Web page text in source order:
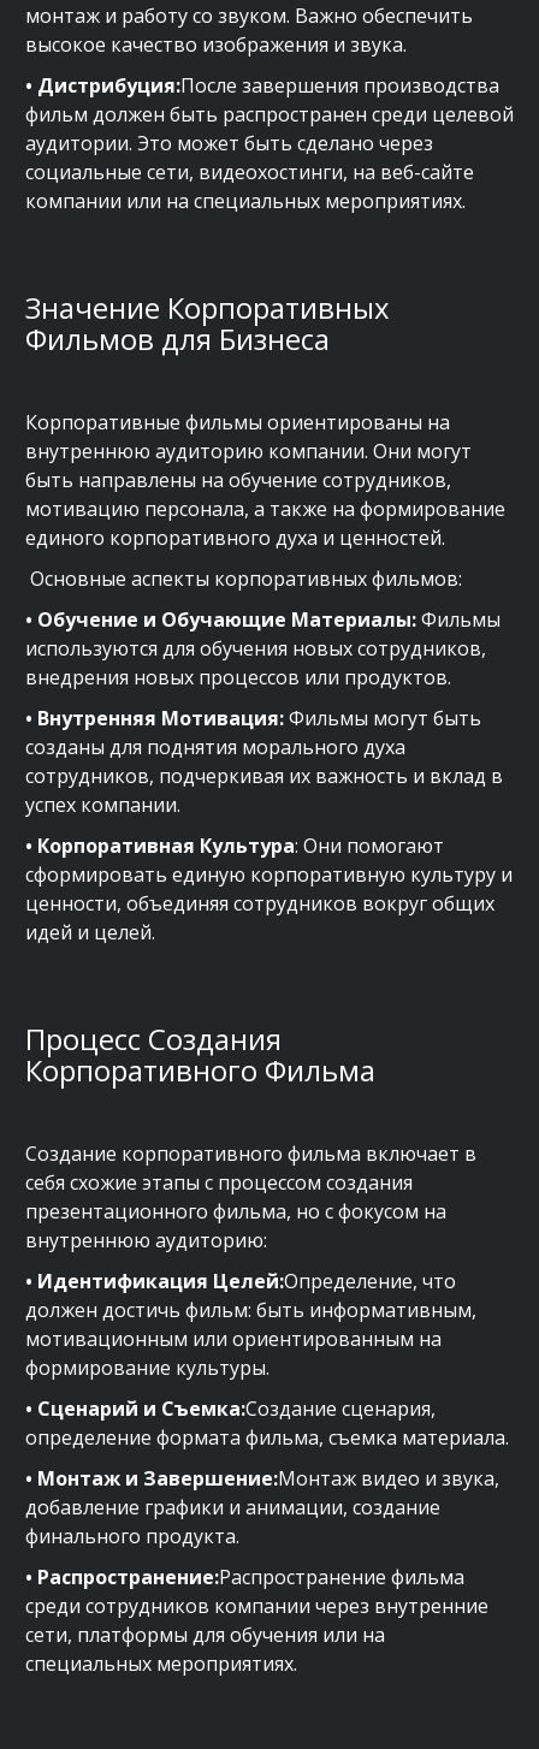
монтаж и работу со звуком. Важно обеспечить
высокое качество изображения и звука.
• Дистрибуция:После завершения производства
фильм должен быть распространен среди целевой
аудитории. Это может быть сделано через
социальные сети, видеохостинги, на веб-сайте
компании или на специальных мероприятиях.
Значение Корпоративных
Фильмов для Бизнеса
Корпоративные фильмы ориентированы на
внутреннюю аудиторию компании. Они могут
быть направлены на обучение сотрудников,
мотивацию персонала, а также на формирование
единого корпоративного духа и ценностей.
Основные аспекты корпоративных фильмов:
• Обучение и Обучающие Материалы:Фильмы
используются для обучения новых сотрудников,
внедрения новых процессов или продуктов.
• Внутренняя Мотивация:Фильмы могут быть
созданы для поднятия морального духа
сотрудников, подчеркивая их важность и вклад в
успех компании.
• Корпоративная Культура: Они помогают
сформировать единую корпоративную культуру и
ценности, объединяя сотрудников вокруг общих
идей и целей.
Процесс Создания
Корпоративного Фильма
Создание корпоративного фильма включает в
себя схожие этапы с процессом создания
презентационного фильма, но с фокусом на
внутреннюю аудиторию:
• Идентификация Целей:Определение, что
должен достичь фильм: быть информативным,
мотивационным или ориентированным на
формирование культуры.
• Сценарий и Съемка:Создание сценария,
определение формата фильма, съемка материала.
• Монтаж и Завершение:Монтаж видео и звука,
добавление графики и анимации, создание
финального продукта.
• Распространение:Распространение фильма
среди сотрудников компании через внутренние
сети, платформы для обучения или на
специальных мероприятиях.